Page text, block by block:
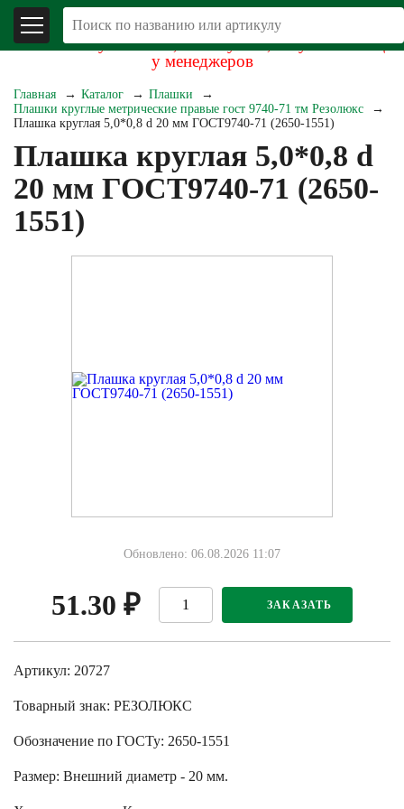
В связи со складывающейся экономической
обстановкой уточняйте, пожалуйста, актуальность цен
у менеджеров
Главная Каталог
Плашки
Плашки круглые метрические правые гост 9740-71 тм Резолюкс
Плашка круглая 5,0*0,8 d 20 мм ГОСТ9740-71 (2650-1551)
Плашка круглая 5,0*0,8 d
20 мм ГОСТ9740-71 (2650-
1551)
Обновлено: 06.08.2026 11:07
51.30 ₽ ЗАКАЗАТЬ
Артикул: 20727
Товарный знак: РЕЗОЛЮКС
Обозначение по ГОСТу: 2650-1551
Размер: Внешний диаметр - 20 мм.